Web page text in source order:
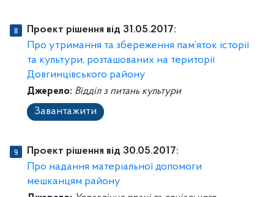
Проект рішення від 31.05.2017:
Про утримання та збереження пам’яток історії
та культури, розташованих на території
Довгинцівського району
Джерело: Відділ з питань культури
Завантажити
Проект рішення від 30.05.2017:
Про надання матеріальної допомоги
мешканцям району